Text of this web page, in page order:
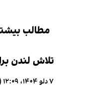
مطالب
تلاش لندن
۷ دلو ۱۴۰۴، ۱۲:۰۹ (‎+۰ گرینویچ)